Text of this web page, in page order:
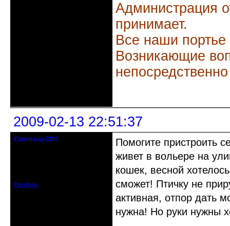
Администрация
принимает.
Все наши
Возникающие
2009-02-13 22:51:37
Светлана СПб
Профиль
Помогите пристроить
живет в вольере на
кошек, весной
сможет! Птичку не
активная, отпор дать
нужна! Но руки нужны